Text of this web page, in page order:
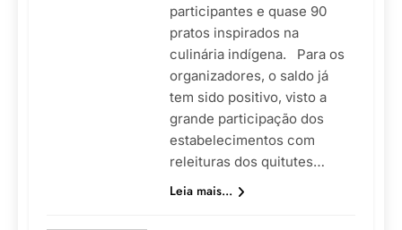
participantes e quase 90
pratos inspirados na
culinária indígena. Para os
organizadores, o saldo já
tem sido positivo, visto a
grande participação dos
estabelecimentos com
releituras dos quitutes…
Leia mais...